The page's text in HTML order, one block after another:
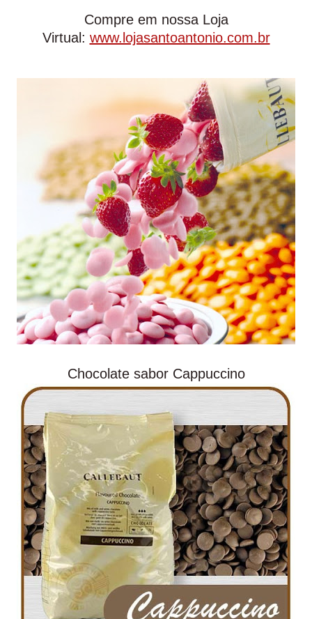
Compre em nossa Loja
Virtual: www.lojasantoantonio.com.br
Chocolate sabor Cappuccino